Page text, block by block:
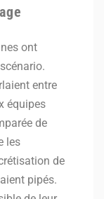
ont
entre
équipes
de
les
de
pipés.